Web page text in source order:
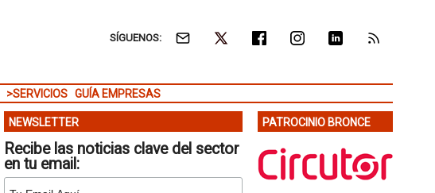
SÍGUENOS:
>SERVICIOS GUÍA EMPRESAS
NEWSLETTER
Recibe las noticias clave del sector
en tu email:
PATROCINIO BRONCE